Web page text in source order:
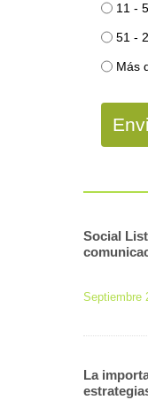
11 -
51 -
Más
Social
Septiembre
La